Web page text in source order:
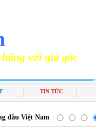
với giá gốc
TIN TỨC
đầu Việt Nam